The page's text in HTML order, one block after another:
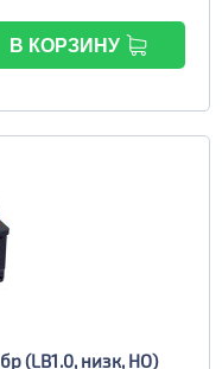
В КОРЗИНУ
(LB1.0, низк, HO)